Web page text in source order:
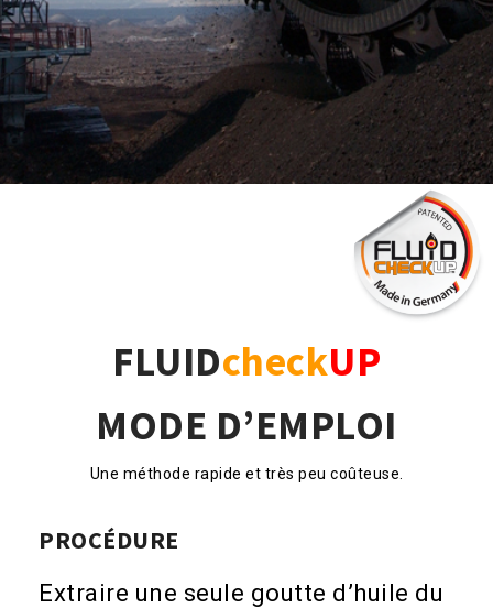
FLUIDcheckUP
MODE D’EMPLOI
Une méthode rapide et très peu coûteuse.
PROCÉDURE
Extraire une seule goutte d’huile du